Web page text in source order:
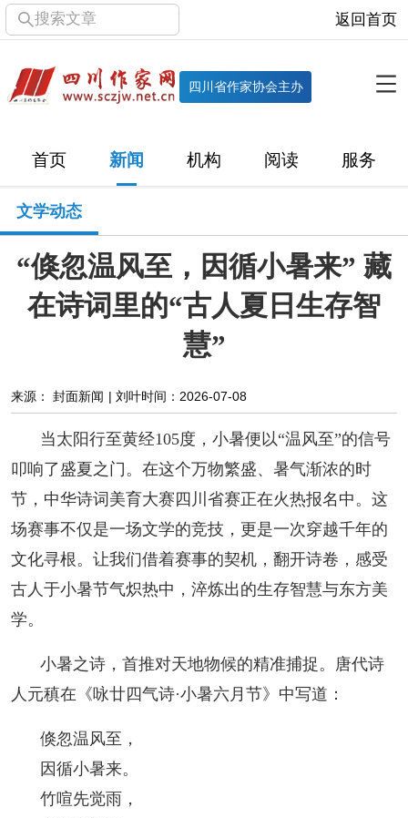
搜索文章 返回首页
四川省作家协会主办
首页 新闻 机构 阅读 服务
机构
直属单位 团体会员 主管社团 专门委员会
历届主席团
新闻
时政 文学动态 作协工作 市州作协
小说 散文 诗歌 文学评论
校园文学 其他阅读 文学访谈 作家新作
新书快讯
服务
入会须知 会员管理 文学奖项 报刊联盟
四川文学 星星诗刊 当代文坛 四川作家报
公告公示
公告公示
文学动态
“倏忽温风至，因循小暑来” 藏
在诗词里的“古人夏日生存智
慧”
来源： 封面新闻 | 刘叶时间：2026-07-08
当太阳行至黄经105度，小暑便以“温风至”的信号
叩响了盛夏之门。在这个万物繁盛、暑气渐浓的时
节，中华诗词美育大赛四川省赛正在火热报名中。这
场赛事不仅是一场文学的竞技，更是一次穿越千年的
文化寻根。让我们借着赛事的契机，翻开诗卷，感受
古人于小暑节气炽热中，淬炼出的生存智慧与东方美
学。
小暑之诗，首推对天地物候的精准捕捉。唐代诗
人元稹在《咏廿四气诗·小暑六月节》中写道：
倏忽温风至，
因循小暑来。
竹喧先觉雨，